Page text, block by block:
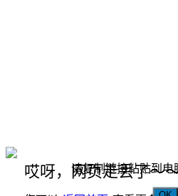
哎呀，网页走丢了～
请复制链接粘贴到电